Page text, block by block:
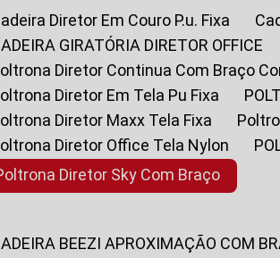
Cadeira Diretor Em Couro P.u. Fixa
CADEIRA GIRATÓRIA DIRETOR OFFICE
Poltrona Diretor Continua Com Braço
Poltrona Diretor Em Tela Pu Fixa
Poltrona Diretor Maxx Tela Fixa
Poltrona Diretor Office Tela Nylon
Poltrona Diretor Sky Com Braço
CADEIRA BEEZI APROXIMAÇÃO COM